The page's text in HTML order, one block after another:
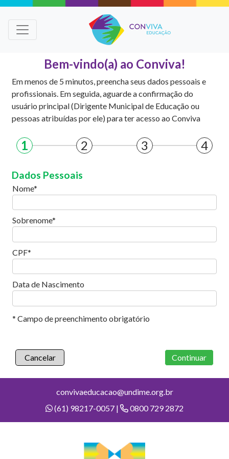
Bem-vindo(a) ao Conviva!
Em menos de 5 minutos, preencha seus dados pessoais e
profissionais. Em seguida, aguarde a confirmação do
usuário principal (Dirigente Municipal de Educação ou
pessoas atribuídas por ele) para ter acesso ao Conviva
1 2 3 4
Dados Pessoais
Nome
Sobrenome
CPF
Data de Nascimento
* Campo de preenchimento obrigatório
Cancelar Continuar
convivaeducacao@undime.org.br
(61) 98217-0057 |
0800 729 2872